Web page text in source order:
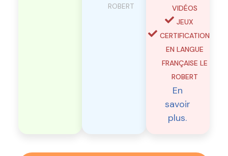
ROBERT
VIDÉOS
JEUX
CERTIFICATION
EN LANGUE
FRANÇAISE LE
ROBERT
En
savoir
plus.